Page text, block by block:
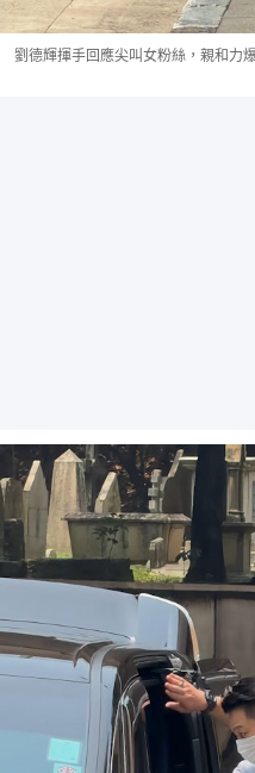
劉德輝揮手回應尖叫女粉絲，親和力